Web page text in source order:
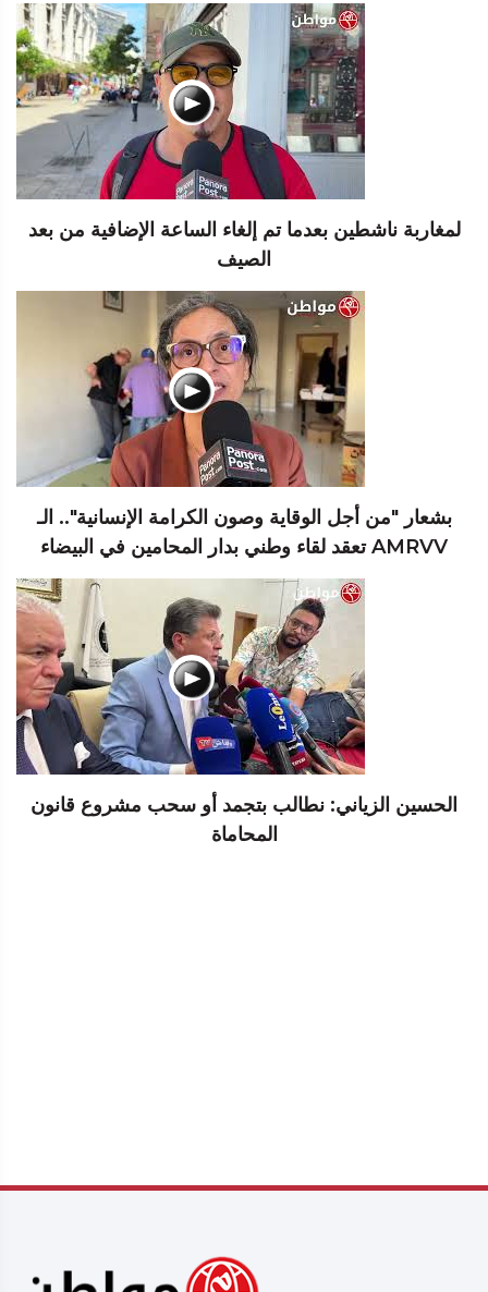
لمغاربة ناشطين بعدما تم إلغاء الساعة الإضافية من بعد
الصيف
بشعار "من أجل الوقاية وصون الكرامة الإنسانية".. الـ
AMRVV تعقد لقاء وطني بدار المحامين في البيضاء
الحسين الزياني: نطالب بتجمد أو سحب مشروع قانون
المحاماة